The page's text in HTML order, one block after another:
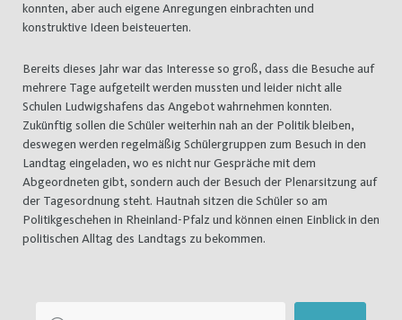
konnten, aber auch eigene Anregungen einbrachten und
konstruktive Ideen beisteuerten.
Bereits dieses Jahr war das Interesse so groß, dass die Besuche auf
mehrere Tage aufgeteilt werden mussten und leider nicht alle
Schulen Ludwigshafens das Angebot wahrnehmen konnten.
Zukünftig sollen die Schüler weiterhin nah an der Politik bleiben,
deswegen werden regelmäßig Schülergruppen zum Besuch in den
Landtag eingeladen, wo es nicht nur Gespräche mit dem
Abgeordneten gibt, sondern auch der Besuch der Plenarsitzung auf
der Tagesordnung steht. Hautnah sitzen die Schüler so am
Politikgeschehen in Rheinland-Pfalz und können einen Einblick in den
politischen Alltag des Landtags zu bekommen.